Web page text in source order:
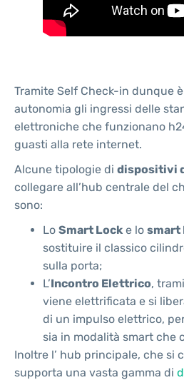
Tramite Self Check-in dunque
autonomia gli ingressi delle
elettroniche che funzionano
guasti alla rete internet.
Alcune tipologie di dispositivi
collegare all’hub centrale del
sono:
Lo Smart Lock e lo smart
sostituire il classico
sulla porta;
L’Incontro Elettrico,
viene elettrificata e si
di un impulso elettrico,
sia in modalità smart che
Inoltre l’ hub principale, che si
supporta una vasta gamma di